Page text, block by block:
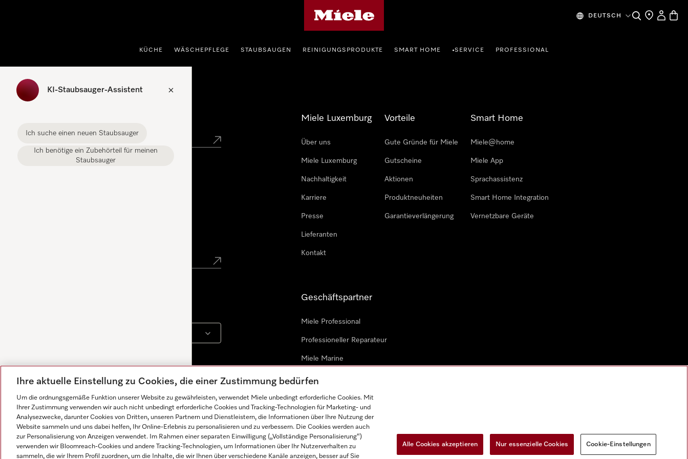
DEUTSCH SucheHändlersuche
KÜCHE WÄSCHEPFLEGE STAUBSAUGEN REINIGUNGSPRODUKTE SMART HOME •SERVICE PROFESSIONAL
KI-Staubsauger-Assistent
Ich suche einen neuen Staubsauger
Ich benötige ein Zubehörteil für meinen
Staubsauger
Miele Luxemburg
Über uns
Miele Luxemburg
Nachhaltigkeit
Karriere
Presse
Lieferanten
Kontakt
Vorteile
Gute Gründe für Miele
Gutscheine
Aktionen
Produktneuheiten
Garantieverlängerung
Smart Home
Miele@home
Miele App
Sprachassistenz
Smart Home Integration
Vernetzbare Geräte
Geschäftspartner
Miele Professional
Professioneller Reparateur
Miele Marine
Architekten & Bauträger
Impressum AGB Datenschutz Nutzungsbedingungen Barrièrefreiheetserklärung Gesetzen über digitale Dienste Widerrufsformular Cookie-Einstellungen
Ihre aktuelle Einstellung zu Cookies, die einer Zustimmung bedürfen
Um die ordnungsgemäße Funktion unserer Website zu gewährleisten, verwendet Miele unbedingt erforderliche Cookies. Mit
Ihrer Zustimmung verwenden wir auch nicht unbedingt erforderliche Cookies und Tracking-Technologien für Marketing- und
Analysezwecke, darunter Cookies von Dritten, unseren Partnern und Dienstleistern, die Informationen über Ihre Nutzung der
Website sammeln und uns dabei helfen, Ihr Online-Erlebnis zu personalisieren und zu verbessern. Die Cookies werden auch
zur Personalisierung von Anzeigen verwendet. Im Rahmen einer separaten Einwilligung („Vollständige Personalisierung“)
verwenden wir Bloomreach-Cookies und andere Tracking-Technologien, um Informationen über Ihr Nutzerverhalten zu
sammeln, die wir Ihrem Profil zuordnen, um die Inhalte, die wir Ihnen über verschiedene Kanäle anzeigen, besser auf Sie
Alle Cookies akzeptieren Nur essenzielle Cookies Cookie-Einstellungen